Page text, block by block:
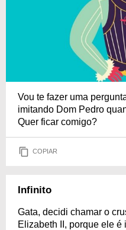
Vou te fazer uma
imitando Dom Pedro
Quer ficar comigo?
COPIAR
Infinito
Gata, decidi chamar o
Elizabeth II, porque ele é